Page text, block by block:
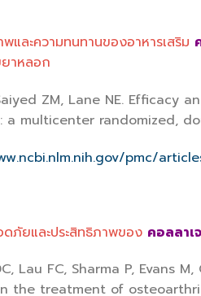
พและความทนทานของอาหารเสริม
าหลอก
ZM, Lane NE.
a multicenter randomized,
pmc/
ภัยและประสิทธิภาพของ คอลลา
Lau FC, Sharma P, Evans
the treatment of